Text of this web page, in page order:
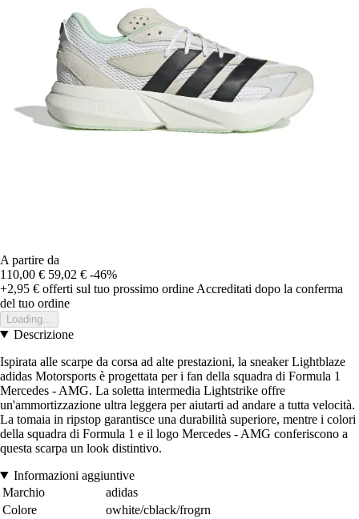
A partire da
110,00 € 59,02 € -46%
+2,95 € offerti sul tuo prossimo ordine Accreditati dopo la conferma
del tuo ordine
Loading...
Descrizione
Ispirata alle scarpe da corsa ad alte prestazioni, la sneaker Lightblaze
adidas Motorsports è progettata per i fan della squadra di Formula 1
Mercedes - AMG. La soletta intermedia Lightstrike offre
un'ammortizzazione ultra leggera per aiutarti ad andare a tutta velocità.
La tomaia in ripstop garantisce una durabilità superiore, mentre i colori
della squadra di Formula 1 e il logo Mercedes - AMG conferiscono a
questa scarpa un look distintivo.
Informazioni aggiuntive
Marchio
adidas
Colore
owhite/cblack/frogrn